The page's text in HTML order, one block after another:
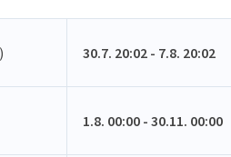
30.7. 20:02 - 7.8. 20:02
1.8. 00:00 - 30.11. 00:00